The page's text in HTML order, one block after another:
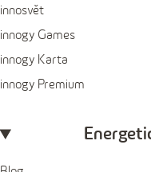
innosvět
innogy Games
innogy Karta
innogy Premium